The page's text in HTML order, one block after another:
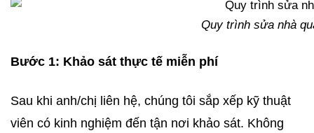
Quy trình sửa nhà
Bước 1: Khảo sát thực tế miễn phí
Sau khi anh/chị liên hệ, chúng tôi sắp xếp kỹ thuật
viên có kinh nghiệm đến tận nơi khảo sát. Không